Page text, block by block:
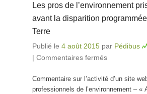
Les pros de l’environnement
avant la disparition
Terre
Publié le 4 août 2015 par Pédibus
| Commentaires fermés
avant la
Commentaire sur l’activité d’un site
professionnels de l’environnement – «